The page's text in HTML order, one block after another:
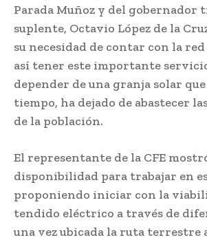
Parada Muñoz y del gobernador
suplente, Octavio López de la
su necesidad de contar con la
así tener este importante
depender de una granja solar
tiempo, ha dejado de abastecer
de la población.
El representante de la CFE
disponibilidad para trabajar en
proponiendo iniciar con la
tendido eléctrico a través de
una vez ubicada la ruta terrestre